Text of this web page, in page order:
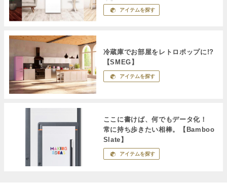
庫】
アイテムを探す
冷蔵庫でお部屋をレトロポップに!?
【SMEG】
アイテムを探す
ここに書けば、何でもデータ化！
常に持ち歩きたい相棒。【Bamboo
Slate】
アイテムを探す